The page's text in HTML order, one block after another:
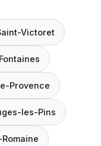
Victoret
Provence
les-Pins